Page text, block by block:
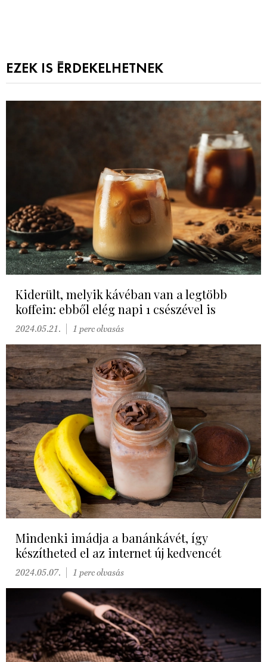
EZEK IS ÉRDEKELHETNEK
Kiderült, melyik kávéban van a legtöbb
koffein: ebből elég napi 1 csészével is
2024.05.21. 1 perc olvasás
Mindenki imádja a banánkávét, így
készítheted el az internet új kedvencét
2024.05.07. 1 perc olvasás